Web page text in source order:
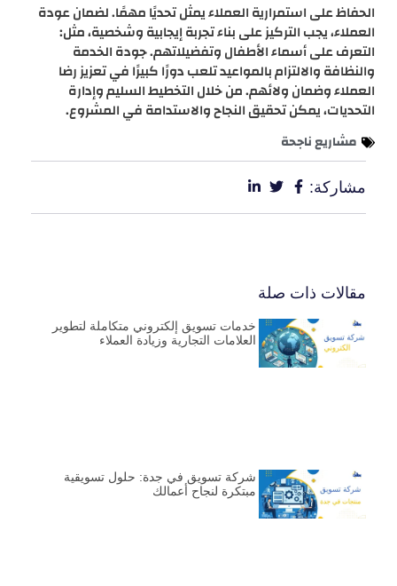
الحفاظ على استمرارية العملاء يمثل تحديًا مهمًا. لضمان عودة
العملاء، يجب التركيز على بناء تجربة إيجابية وشخصية، مثل:
التعرف على أسماء الأطفال وتفضيلاتهم. جودة الخدمة
والنظافة والالتزام بالمواعيد تلعب دورًا كبيرًا في تعزيز رضا
العملاء وضمان ولائهم. من خلال التخطيط السليم وإدارة
التحديات، يمكن تحقيق النجاح والاستدامة في المشروع.
مشاريع ناجحة
مشاركة:
مقالات ذات صلة
خدمات تسويق إلكتروني متكاملة لتطوير
العلامات التجارية وزيادة العملاء
شركة تسويق في جدة: حلول تسويقية
مبتكرة لنجاح أعمالك